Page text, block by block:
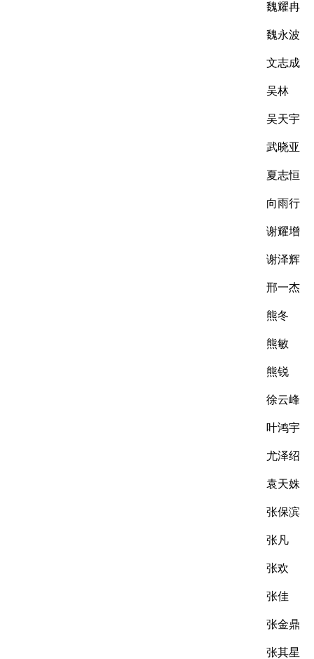
魏耀冉
魏永波
文志成
吴林
吴天宇
武晓亚
夏志恒
向雨行
谢耀增
谢泽辉
邢一杰
熊冬
熊敏
熊锐
徐云峰
叶鸿宇
尤泽绍
袁天姝
张保滨
张凡
张欢
张佳
张金鼎
张其星